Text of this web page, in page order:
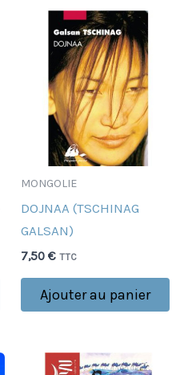
MONGOLIE
DOJNAA (TSCHINAG
GALSAN)
7,50 € TTC
Ajouter au panier